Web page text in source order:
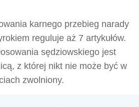
karnego przebieg narady
reguluje aż 7 artykułów.
sędziowskiego jest
z której nikt nie może być w
zwolniony.